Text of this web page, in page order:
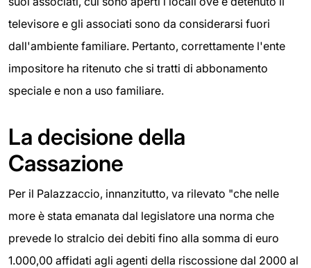
televisore e gli associati sono da considerarsi fuori
dall'ambiente familiare. Pertanto, correttamente l'ente
impositore ha ritenuto che si tratti di abbonamento
speciale e non a uso familiare.
La decisione della
Cassazione
Per il Palazzaccio, innanzitutto, va rilevato "che nelle
more è stata emanata dal legislatore una norma che
prevede lo stralcio dei debiti fino alla somma di euro
1.000,00 affidati agli agenti della riscossione dal 2000 al